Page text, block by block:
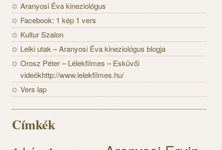
Aranyosi Éva kineziológus
Facebook: 1 kép 1 vers
Kultur Szalon
Lelki utak – Aranyosi Éva kineziológus blogja
Orosz Péter – Lélekfilmes – Esküvői
videókhttp://www.lelekfilmes.hu/
Vers lap
Címkék